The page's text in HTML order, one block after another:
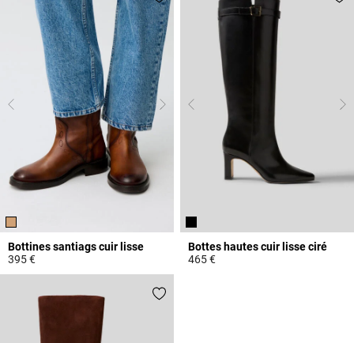
Bottines santiags cuir lisse
395 €
Bottes hautes cuir lisse ciré
465 €